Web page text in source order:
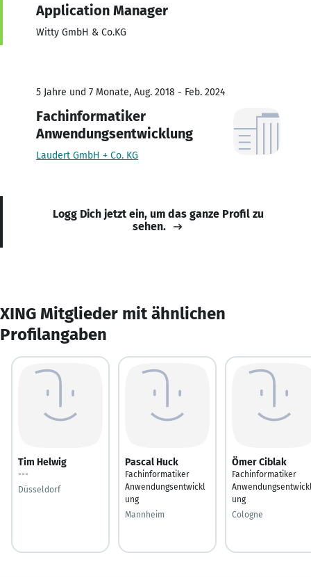
Application Manager
Witty GmbH & Co.KG
5 Jahre und 7 Monate, Aug. 2018 - Feb. 2024
Fachinformatiker
Anwendungsentwicklung
Laudert GmbH + Co. KG
Logg Dich jetzt ein, um das ganze Profil zu
sehen.
XING Mitglieder mit ähnlichen
Profilangaben
Tim Helwig
---
Düsseldorf
Pascal Huck
Fachinformatiker
Anwendungsentwickl
ung
Mannheim
Ömer Ciblak
Fachinformatiker
ung
Cologne